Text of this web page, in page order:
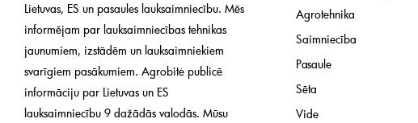
Lietuvas, ES un pasaules lauksaimniecību. Mēs
informējam par lauksaimniecības tehnikas
jaunumiem, izstādēm un lauksaimniekiem
svarīgiem pasākumiem. Agrobitė publicē
informāciju par Lietuvas un ES
lauksaimniecību 9 dažādās valodās. Mūsu
Agrotehnika
Saimniecība
Pasaule
Sēta
Vide